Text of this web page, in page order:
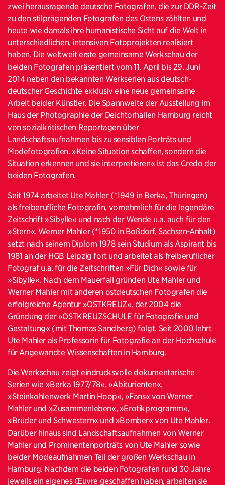
zwei herausragende deutsche Fotografen, die zur DDR-Zeit
zu den stilprägenden Fotografen des Ostens zählten und
heute wie damals ihre humanistische Sicht auf die Welt in
unterschiedlichen, intensiven Fotoprojekten realisiert
haben. Die weltweit erste gemeinsame Werkschau der
beiden Fotografen präsentiert vom 11. April bis 29. Juni
2014 neben den bekannten Werkserien aus deutsch-
deutscher Geschichte exklusiv eine neue gemeinsame
Arbeit beider Künstler. Die Spannweite der Ausstellung im
Haus der Photographie der Deichtorhallen Hamburg reicht
von sozialkritischen Reportagen über
Landschaftsaufnahmen bis zu sensiblen Porträts und
Modefotografien. »Keine Situation schaffen, sondern die
Situation erkennen und sie interpretieren« ist das Credo der
beiden Fotografen.
Seit 1974 arbeitet Ute Mahler (*1949 in Berka, Thüringen)
als freiberufliche Fotografin, vornehmlich für die legendäre
Zeitschrift »Sibylle« und nach der Wende u.a. auch für den
»Stern«. Werner Mahler (*1950 in Boßdorf, Sachsen-Anhalt)
setzt nach seinem Diplom 1978 sein Studium als Aspirant bis
1981 an der HGB Leipzig fort und arbeitet als freiberuflicher
Fotograf u.a. für die Zeitschriften »Für Dich« sowie für
»Sibylle«. Nach dem Mauerfall gründen Ute Mahler und
Werner Mahler mit anderen ostdeutschen Fotografen die
erfolgreiche Agentur »OSTKREUZ«, der 2004 die
Gründung der »OSTKREUZSCHULE für Fotografie und
Gestaltung« (mit Thomas Sandberg) folgt. Seit 2000 lehrt
Ute Mahler als Professorin für Fotografie an der Hochschule
für Angewandte Wissenschaften in Hamburg.
Die Werkschau zeigt eindrucksvolle dokumentarische
Serien wie »Berka 1977/78«, »Abiturienten«,
»Steinkohlenwerk Martin Hoop«, »Fans« von Werner
Mahler und »Zusammenleben«, »Erotikprogramm«,
»Brüder und Schwestern« und »Bomber« von Ute Mahler.
Darüber hinaus sind Landschaftsaufnahmen von Werner
Mahler und Prominentenporträts von Ute Mahler sowie
beider Modeaufnahmen Teil der großen Werkschau in
Hamburg. Nachdem die beiden Fotografen rund 30 Jahre
jeweils ein eigenes Œuvre geschaffen haben, arbeiten sie